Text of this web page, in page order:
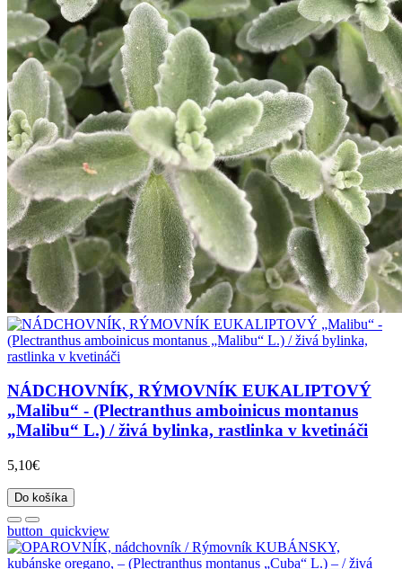
NÁDCHOVNÍK, RÝMOVNÍK EUKALIPTOVÝ
„Malibu“ - (Plectranthus amboinicus montanus
„Malibu“ L.) / živá bylinka, rastlinka v kvetináči
5,10€
Do košíka
button_quickview